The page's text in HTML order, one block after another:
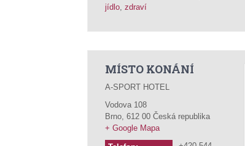
jídlo, zdraví
MÍSTO KONÁNÍ
A-SPORT HOTEL
Vodova 108
Brno, 612 00 Česká republika
+ Google Mapa